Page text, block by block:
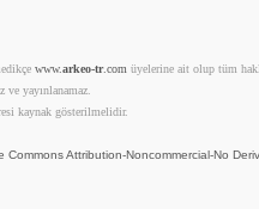
www.arkeo-tr.com üyelerine ait olup tüm
ve yayınlanamaz.
kaynak gösterilmelidir.
Commons Attribution-Noncommercial-No